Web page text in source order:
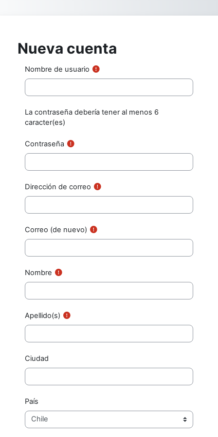
Nueva cuenta
Nombre de usuario
La contraseña debería tener al menos 6
caracter(es)
Contraseña
Dirección de correo
Correo (de nuevo)
Nombre
Apellido(s)
Ciudad
País